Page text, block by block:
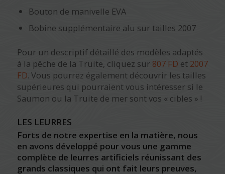
Bouton de manivelle EVA
Bobine supplémentaire alu sur tailles 2007
Pour un descriptif détaillé des modèles adaptés
à la pêche de la Truite, cliquez sur 807 FD et 2007
FD. Vous pourrez également découvrir les tailles
supérieures qui pourraient vous intéresser si le
Saumon ou la Truite de mer sont vos « cibles » !
LES LEURRES
Forts de notre expertise en la matière, nous
en avons développé pour vous une gamme
complète de leurres artificiels réunissant des
grands classiques qui ont fait leurs preuves,